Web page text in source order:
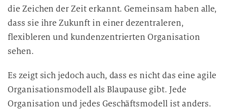
die Zeichen der Zeit erkannt. Gemeinsam haben alle,
dass sie ihre Zukunft in einer dezentraleren,
flexibleren und kundenzentrierten Organisation
sehen.
Es zeigt sich jedoch auch, dass es nicht das eine agile
Organisationsmodell als Blaupause gibt. Jede
Organisation und jedes Geschäftsmodell ist anders.